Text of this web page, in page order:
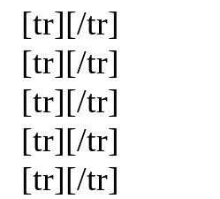
[tr][/tr]
[tr][/tr]
[tr][/tr]
[tr][/tr]
[tr][/tr]